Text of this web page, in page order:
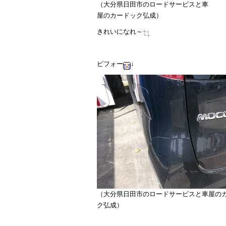
（大分県日田市のロードサービスと車
屋のカードック弘成）
きれいになれ～
ビフォー ↓
（大分県日田市のロードサービスと車屋の
ク弘成）